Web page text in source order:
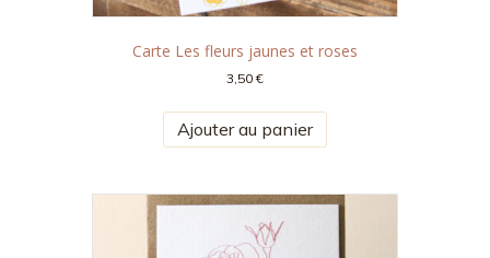
Carte Les fleurs jaunes et roses
3,50€
Ajouter au panier